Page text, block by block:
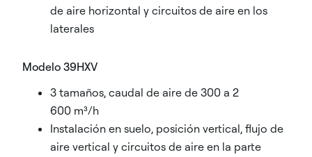
de aire horizontal y circuitos de aire en los
laterales
Modelo 39HXV
3 tamaños, caudal de aire de 300 a 2
600 m³/h
Instalación en suelo, posición vertical, flujo de
aire vertical y circuitos de aire en la parte